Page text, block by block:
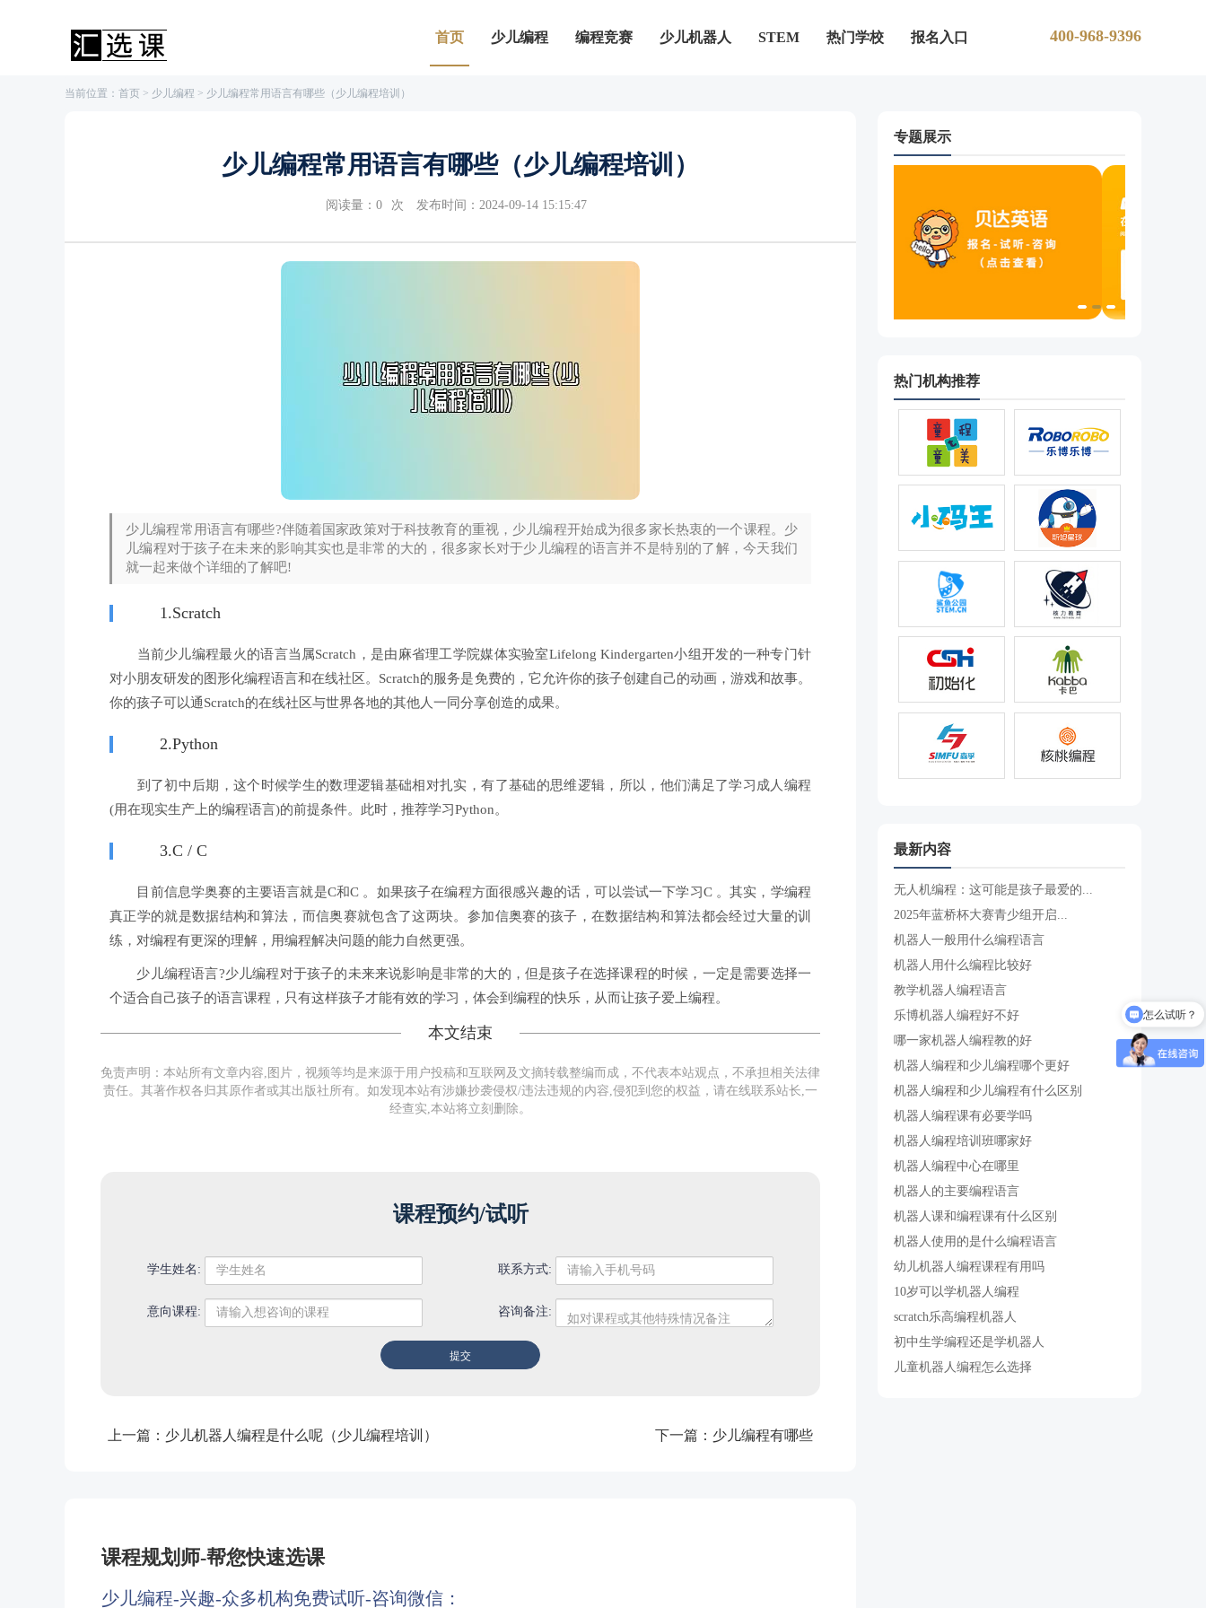
首页 少儿编程 编程竞赛 少儿机器人 STEM 热门学校 报名入口 400-968-9396
当前位置： 首页 > 少儿编程 > 少儿编程常用语言有哪些（少儿编程培训）
少儿编程常用语言有哪些（少儿编程培训）
阅读量： 0 次 发布时间：2024-09-14 15:15:47
少儿编程常用语言有哪些?伴随着国家政策对于科技教育的重视，少儿编程开始成为很多家长热衷的一个课程。少
儿编程对于孩子在未来的影响其实也是非常的大的，很多家长对于少儿编程的语言并不是特别的了解，今天我们
就一起来做个详细的了解吧!
1.Scratch
当前少儿编程最火的语言当属Scratch，是由麻省理工学院媒体实验室Lifelong Kindergarten小组开发的一种专门针
对小朋友研发的图形化编程语言和在线社区。Scratch的服务是免费的，它允许你的孩子创建自己的动画，游戏和故事。
你的孩子可以通Scratch的在线社区与世界各地的其他人一同分享创造的成果。
2.Python
到了初中后期，这个时候学生的数理逻辑基础相对扎实，有了基础的思维逻辑，所以，他们满足了学习成人编程
(用在现实生产上的编程语言)的前提条件。此时，推荐学习Python。
3.C / C
目前信息学奥赛的主要语言就是C和C 。如果孩子在编程方面很感兴趣的话，可以尝试一下学习C 。其实，学编程
真正学的就是数据结构和算法，而信奥赛就包含了这两块。参加信奥赛的孩子，在数据结构和算法都会经过大量的训
练，对编程有更深的理解，用编程解决问题的能力自然更强。
少儿编程语言?少儿编程对于孩子的未来来说影响是非常的大的，但是孩子在选择课程的时候，一定是需要选择一
个适合自己孩子的语言课程，只有这样孩子才能有效的学习，体会到编程的快乐，从而让孩子爱上编程。
本文结束
免责声明：本站所有文章内容,图片，视频等均是来源于用户投稿和互联网及文摘转载整编而成，不代表本站观点，不承担相关法律
责任。其著作权各归其原作者或其出版社所有。如发现本站有涉嫌抄袭侵权/违法违规的内容,侵犯到您的权益，请在线联系站长,一
经查实,本站将立刻删除。
课程预约/试听
学生姓名: 联系方式:
意向课程: 咨询备注:
上一篇： 少儿机器人编程是什么呢（少儿编程培训） 下一篇： 少儿编程有哪些
课程规划师-帮您快速选课
少儿编程-兴趣-众多机构免费试听-咨询微信：
专题展示
热门机构推荐
最新内容
无人机编程：这可能是孩子最爱的...
2025年蓝桥杯大赛青少组开启...
机器人一般用什么编程语言
机器人用什么编程比较好
教学机器人编程语言
乐博机器人编程好不好
哪一家机器人编程教的好
机器人编程和少儿编程哪个更好
机器人编程和少儿编程有什么区别
机器人编程课有必要学吗
机器人编程培训班哪家好
机器人编程中心在哪里
机器人的主要编程语言
机器人课和编程课有什么区别
机器人使用的是什么编程语言
幼儿机器人编程课程有用吗
10岁可以学机器人编程
scratch乐高编程机器人
初中生学编程还是学机器人
儿童机器人编程怎么选择
怎么试听？